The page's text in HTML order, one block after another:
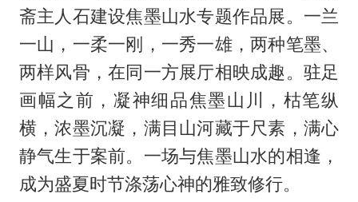
斋主人石建设焦墨山水专题作品展。一兰
一山，一柔一刚，一秀一雄，两种笔墨、
两样风骨，在同一方展厅相映成趣。驻足
画幅之前，凝神细品焦墨山川，枯笔纵
横，浓墨沉凝，满目山河藏于尺素，满心
静气生于案前。一场与焦墨山水的相逢，
成为盛夏时节涤荡心神的雅致修行。